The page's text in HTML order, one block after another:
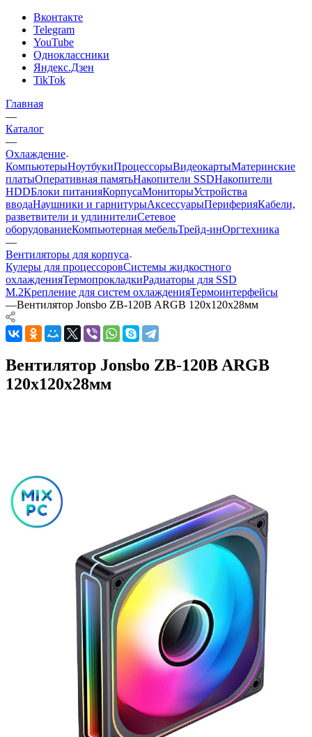
Вконтакте
Telegram
YouTube
Одноклассники
Яндекс.Дзен
TikTok
Главная
—
Каталог
—
Охлаждение
КомпьютерыНоутбукиПроцессорыВидеокартыМатеринские
платыОперативная памятьНакопители SSDНакопители
HDDБлоки питанияКорпусаМониторыУстройства
вводаНаушники и гарнитурыАксессуарыПериферияКабели,
разветвители и удлинителиСетевое
оборудованиеКомпьютерная мебельТрейд-инОргтехника
—
Вентиляторы для корпуса
Кулеры для процессоровСистемы жидкостного
охлажденияТермопрокладкиРадиаторы для SSD
M.2Крепление для систем охлажденияТермоинтерфейсы
—Вентилятор Jonsbo ZB-120B ARGB 120x120x28мм
Вентилятор Jonsbo ZB-120B ARGB
120x120x28мм